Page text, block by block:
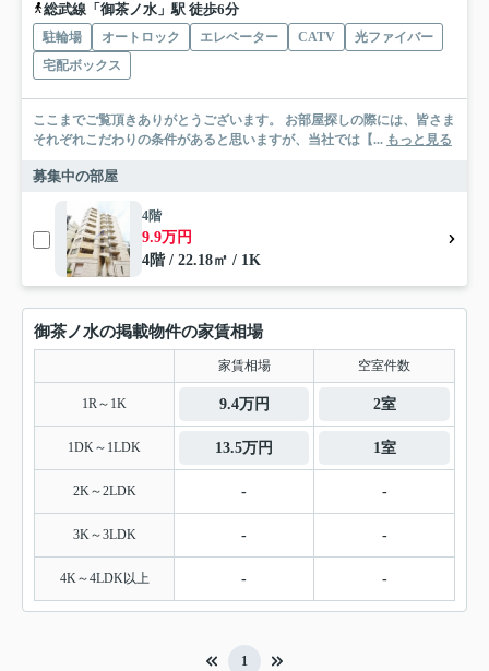
総武線「御茶ノ水」駅 徒歩6分
駐輪場 オートロック エレベーター CATV
光ファイバー
宅配ボックス
ここまでご覧頂きありがとうございます。 お部屋探しの際には、皆さま
それぞれこだわりの条件があると思いますが、当社では【... もっと見る
募集中の部屋
4階
9.9万円
4階 / 22.18㎡ / 1K
御茶ノ水の掲載物件の家賃相場
家賃相場 空室件数
1R～1K 9.4万円 2室
1DK～1LDK 13.5万円 1室
2K～2LDK - -
3K～3LDK - -
4K～4LDK以上 - -
1